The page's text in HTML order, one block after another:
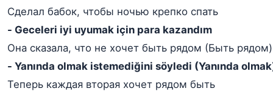
Сделал бабок, чтобы ночью крепко спать
- Geceleri iyi uyumak için para kazandım
Она сказала, что не хочет быть рядом (Быть рядом)
- Yanında olmak istemediğini söyledi (Yanında
Теперь каждая вторая хочет рядом быть